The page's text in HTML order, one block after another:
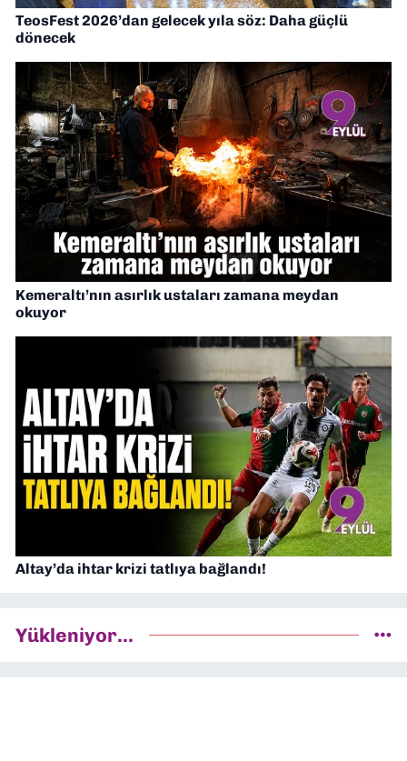
TeosFest 2026’dan gelecek yıla söz: Daha güçlü
dönecek
Kemeraltı’nın asırlık ustaları zamana meydan
okuyor
Altay’da ihtar krizi tatlıya bağlandı!
Yükleniyor...